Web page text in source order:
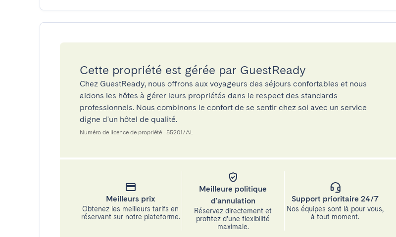
Cette propriété est gérée par GuestReady
Chez GuestReady, nous offrons aux voyageurs des séjours confortables et nous
aidons les hôtes à gérer leurs propriétés dans le respect des standards
professionnels. Nous combinons le confort de se sentir chez soi avec un service
digne d'un hôtel de qualité.
Numéro de licence de propriété : 55201/AL
Meilleurs prix
Obtenez les meilleurs tarifs en
réservant sur notre plateforme.
Meilleure politique
d'annulation
Réservez directement et
profitez d’une flexibilité
maximale.
Support prioritaire 24/7
Nos équipes sont là pour vous,
à tout moment.